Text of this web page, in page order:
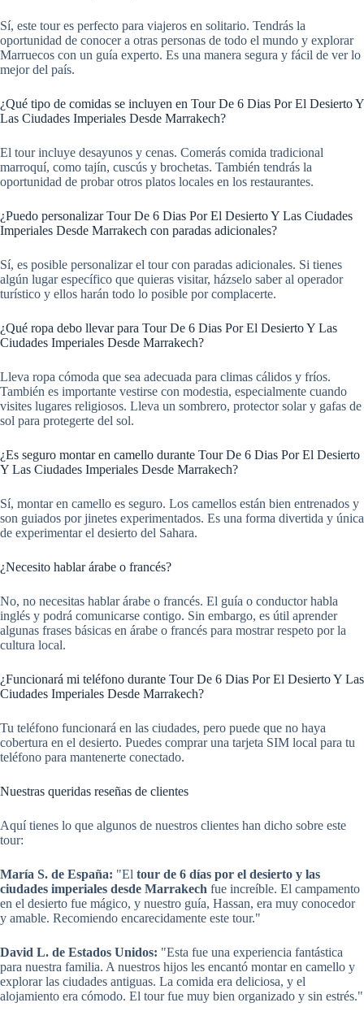
Sí, este tour es perfecto para viajeros en solitario. Tendrás la
oportunidad de conocer a otras personas de todo el mundo y explorar
Marruecos con un guía experto. Es una manera segura y fácil de ver lo
mejor del país.
¿Qué tipo de comidas se incluyen en Tour De 6 Dias Por El Desierto Y
Las Ciudades Imperiales Desde Marrakech?
El tour incluye desayunos y cenas. Comerás comida tradicional
marroquí, como tajín, cuscús y brochetas. También tendrás la
oportunidad de probar otros platos locales en los restaurantes.
¿Puedo personalizar Tour De 6 Dias Por El Desierto Y Las Ciudades
Imperiales Desde Marrakech con paradas adicionales?
Sí, es posible personalizar el tour con paradas adicionales. Si tienes
algún lugar específico que quieras visitar, házselo saber al operador
turístico y ellos harán todo lo posible por complacerte.
¿Qué ropa debo llevar para Tour De 6 Dias Por El Desierto Y Las
Ciudades Imperiales Desde Marrakech?
Lleva ropa cómoda que sea adecuada para climas cálidos y fríos.
También es importante vestirse con modestia, especialmente cuando
visites lugares religiosos. Lleva un sombrero, protector solar y gafas de
sol para protegerte del sol.
¿Es seguro montar en camello durante Tour De 6 Dias Por El Desierto
Y Las Ciudades Imperiales Desde Marrakech?
Sí, montar en camello es seguro. Los camellos están bien entrenados y
son guiados por jinetes experimentados. Es una forma divertida y única
de experimentar el desierto del Sahara.
¿Necesito hablar árabe o francés?
No, no necesitas hablar árabe o francés. El guía o conductor habla
inglés y podrá comunicarse contigo. Sin embargo, es útil aprender
algunas frases básicas en árabe o francés para mostrar respeto por la
cultura local.
¿Funcionará mi teléfono durante Tour De 6 Dias Por El Desierto Y Las
Ciudades Imperiales Desde Marrakech?
Tu teléfono funcionará en las ciudades, pero puede que no haya
cobertura en el desierto. Puedes comprar una tarjeta SIM local para tu
teléfono para mantenerte conectado.
Nuestras queridas reseñas de clientes
Aquí tienes lo que algunos de nuestros clientes han dicho sobre este
tour:
María S. de España: "El tour de 6 días por el desierto y las
ciudades imperiales desde Marrakech fue increíble. El campamento
en el desierto fue mágico, y nuestro guía, Hassan, era muy conocedor
y amable. Recomiendo encarecidamente este tour."
David L. de Estados Unidos: "Esta fue una experiencia fantástica
para nuestra familia. A nuestros hijos les encantó montar en camello y
explorar las ciudades antiguas. La comida era deliciosa, y el
alojamiento era cómodo. El tour fue muy bien organizado y sin estrés."